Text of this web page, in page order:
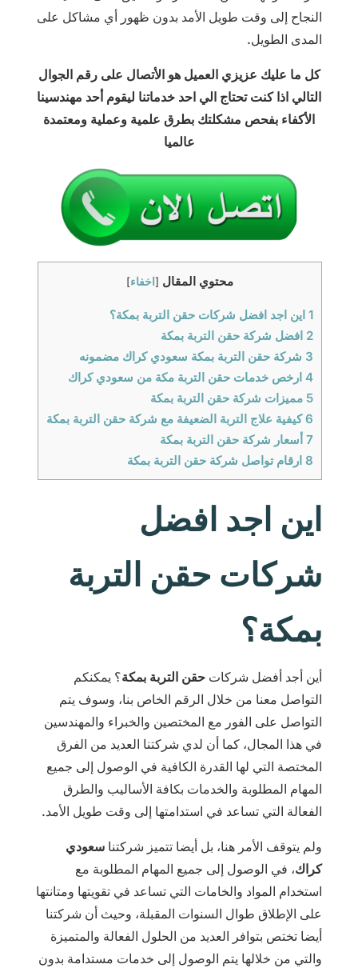
النجاح إلى وقت طويل الأمد بدون ظهور أي مشاكل على
المدى الطويل.
كل ما عليك عزيزي العميل هو الأتصال على رقم الجوال
التالي اذا كنت تحتاج الي احد خدماتنا ليقوم أحد مهندسينا
الأكفاء بفحص مشكلتك بطرق علمية وعملية ومعتمدة
عالميا
محتوي المقال [ اخفاء]
1اين اجد افضل شركات حقن التربة بمكة؟
2 افضل شركة حقن التربة بمكة
3 شركة حقن التربة بمكة سعودي كراك مضمونه
4ارخص خدمات حقن التربة مكة من سعودي كراك
5 مميزات شركة حقن التربة بمكة
6كيفية علاج التربة الضعيفة مع شركة حقن التربة بمكة
7أسعار شركة حقن التربة بمكة
8ارقام تواصل شركة حقن التربة بمكة
اين اجد افضل
شركات حقن التربة
بمكة؟
أين أجد أفضل شركات حقن التربة بمكة؟ يمكنكم
التواصل معنا من خلال الرقم الخاص بنا، وسوف يتم
التواصل على الفور مع المختصين والخبراء والمهندسين
في هذا المجال، كما أن لدي شركتنا العديد من الفرق
المختصة التي لها القدرة الكافية في الوصول إلى جميع
المهام المطلوبة والخدمات بكافة الأساليب والطرق
الفعالة التي تساعد في استدامتها إلى وقت طويل الأمد.
ولم يتوقف الأمر هنا، بل أيضا تتميز شركتنا سعودي
كراك، في الوصول إلى جميع المهام المطلوبة مع
استخدام المواد والخامات التي تساعد في تقويتها ومتانتها
على الإطلاق طوال السنوات المقبلة، وحيث أن شركتنا
أيضا تختص بتوافر العديد من الحلول الفعالة والمتميزة
والتي من خلالها يتم الوصول إلى خدمات مستدامة بدون